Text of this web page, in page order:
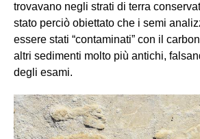
trovavano negli strati di terra
stato perciò obiettato che i semi
essere stati “contaminati” con il
altri sedimenti molto più antichi,
degli esami.